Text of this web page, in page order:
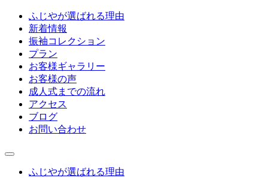
ふじやが選ばれる理由
新着情報
振袖コレクション
プラン
お客様ギャラリー
お客様の声
成人式までの流れ
アクセス
ブログ
お問い合わせ
ふじやが選ばれる理由